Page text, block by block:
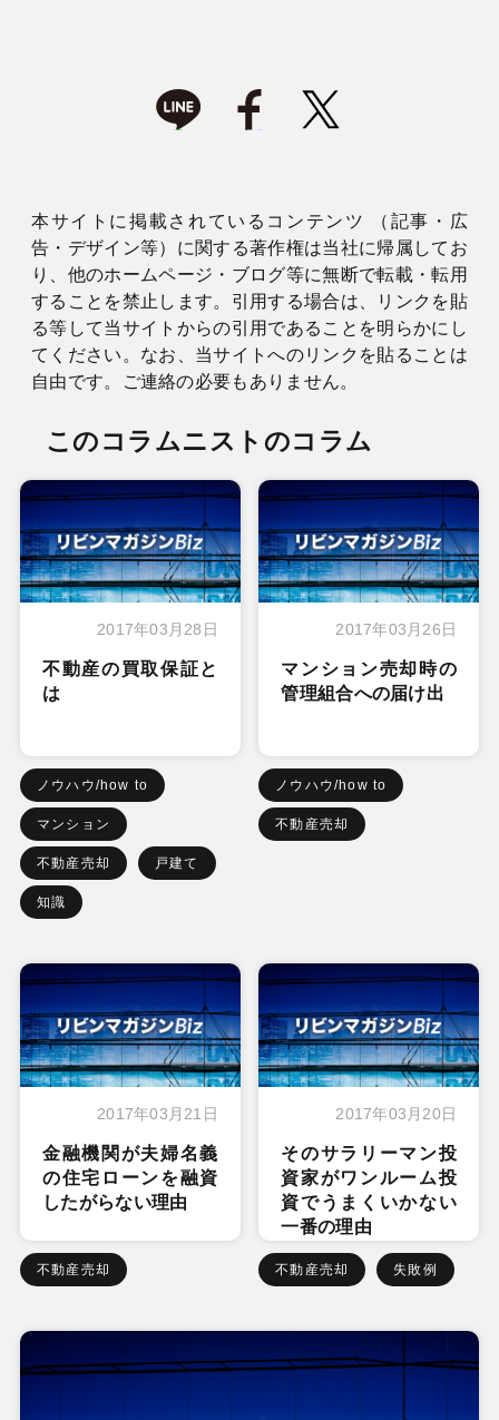
本サイトに掲載されているコンテンツ （記事・広
告・デザイン等）に関する著作権は当社に帰属してお
り、他のホームページ・ブログ等に無断で転載・転用
することを禁止します。引用する場合は、リンクを貼
る等して当サイトからの引用であることを明らかにし
てください。なお、当サイトへのリンクを貼ることは
自由です。ご連絡の必要もありません。
このコラムニストのコラム
2017年03月28日
不動産の買取保証と
は
ノウハウ/how to
マンション
不動産売却 戸建て
知識
2017年03月26日
マンション売却時の
管理組合への届け出
ノウハウ/how to
不動産売却
2017年03月21日
金融機関が夫婦名義
の住宅ローンを融資
したがらない理由
不動産売却
2017年03月20日
そのサラリーマン投
資家がワンルーム投
資でうまくいかない
一番の理由
不動産売却 失敗例